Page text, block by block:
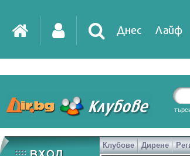
Днес Лайф
Клубове Дирене